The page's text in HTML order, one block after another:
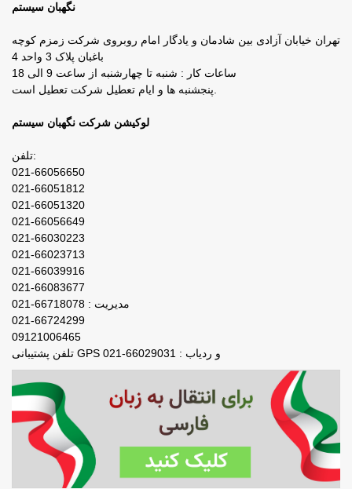
نگهبان سیستم
تهران خیابان آزادی بین شادمان و یادگار امام روبروی شرکت زمزم کوچه
باغبان پلاک 3 واحد 4
لوکیشن شرکت نگهبان سیستم
تلفن:
021-66056650
021-66051812
021-66051320
021-66056649
021-66030223
021-66023713
021-66039916
021-66083677
مدیریت : 66718078-021
021-66724299
09121006465
تلفن پشتیبانی GPS و ردیاب : 66029031-021